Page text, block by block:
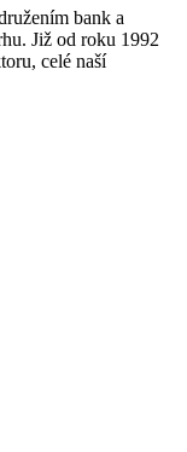
bank a
Již od roku 1992
celé naší